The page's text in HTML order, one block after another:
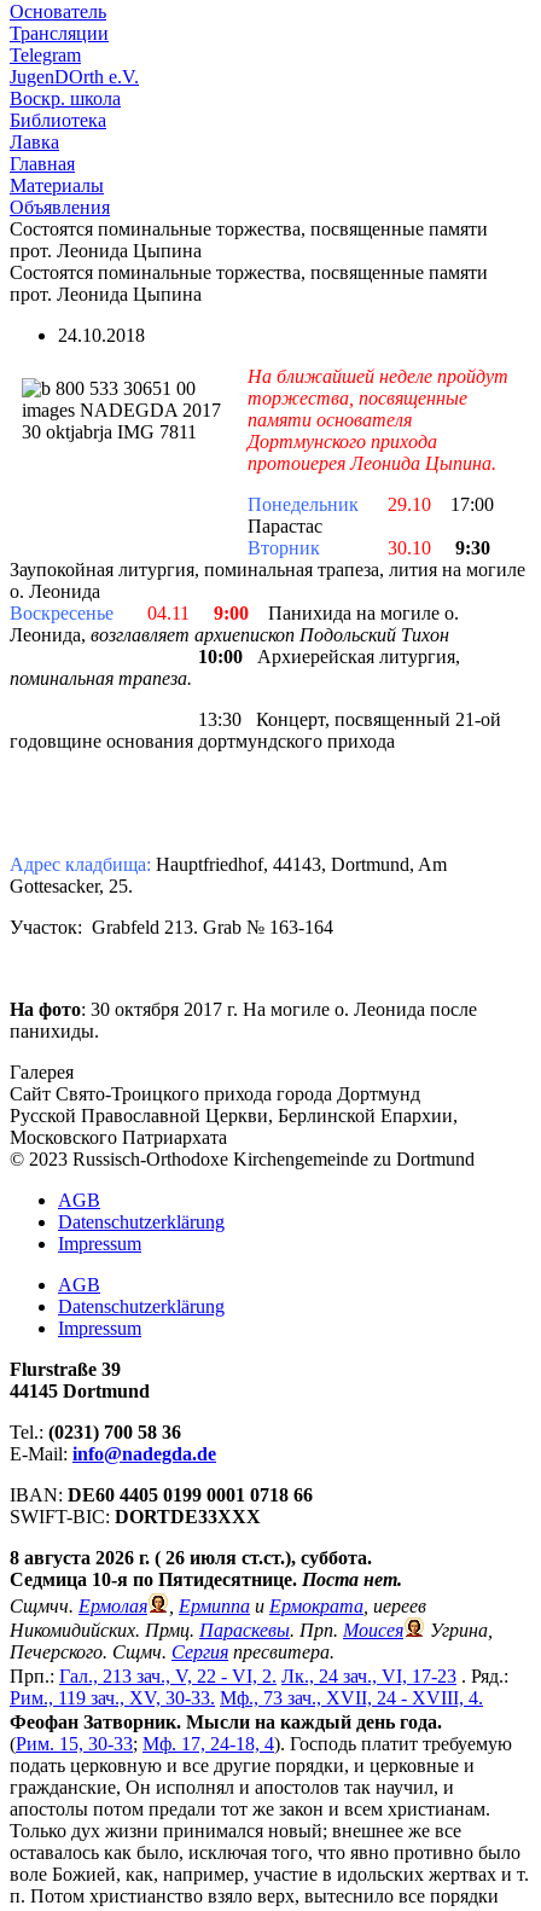
Основатель
Трансляции
Telegram
JugenDOrth e.V.
Воскр. школа
Библиотека
Лавка
Главная
Материалы
Объявления
Состоятся поминальные торжества, посвященные памяти
прот. Леонида Цыпина
Состоятся поминальные торжества, посвященные памяти
прот. Леонида Цыпина
24.10.2018
На ближайшей неделе пройдут
торжества, посвященные
памяти основателя
Дортмунского прихода
протоиерея Леонида Цыпина.
Понедельник
29.10
17:00
Парастас
Вторник
30.10
9:30
Заупокойная литургия, поминальная трапеза, лития на могиле
о. Леонида
Воскресенье
04.11 9:00
Панихида на могиле о.
Леонида, возглавляет архиепископ Подольский Тихон
10:00 Архиерейская литургия,
поминальная трапеза.
13:30 Концерт, посвященный 21-ой
годовщине основания дортмундского прихода
Aдрес кладбища: Hauptfriedhof, 44143, Dortmund, Am
Gottesacker, 25.
Участок: Grabfeld 213. Grab № 163-164
На фото: 30 октября 2017 г. На могиле о. Леонида после
панихиды.
Галерея
Сайт Свято-Троицкого прихода города Дортмунд
Русской Православной Церкви, Берлинской Епархии,
Московского Патриархата
© 2023 Russisch-Orthodoxe Kirchengemeinde zu Dortmund
АGB
Datenschutzerklärung
Impressum
АGB
Datenschutzerklärung
Impressum
Flurstraße 39
44145 Dortmund
Tel.: (0231) 700 58 36
E-Mail: info@nadegda.de
IBAN: DE60 4405 0199 0001 0718 66
SWIFT-BIC: DORTDE33XXX
8 августа 2026 г. ( 26 июля ст.ст.), суббота.
Седмица 10-я по Пятидесятнице. Поста нет.
Сщмчч. Ермолая Ермиппа и Ермократа , иереев
Никомидийских. Прмц. Параскевы. Прп. Моисея
Угрина,
Печерского. Сщмч. Сергия пресвитера.
Прп.: Гал., 213 зач., V, 22 - VI, 2. Лк., 24 зач., VI, 17-23 . Ряд.:
Рим., 119 зач., XV, 30-33. Мф., 73 зач., XVII, 24 - XVIII, 4.
Феофан Затворник. Мысли на каждый день года.
(Рим. 15, 30-33; Мф. 17, 24-18, 4). Господь платит требуемую
подать церковную и все другие порядки, и церковные и
гражданские, Он исполнял и апостолов так научил, и
апостолы потом предали тот же закон и всем христианам.
Только дух жизни принимался новый; внешнее же все
оставалось как было, исключая того, что явно противно было
воле Божией, как, например, участие в идольских жертвах и т.
п. Потом христианство взяло верх, вытеснило все порядки